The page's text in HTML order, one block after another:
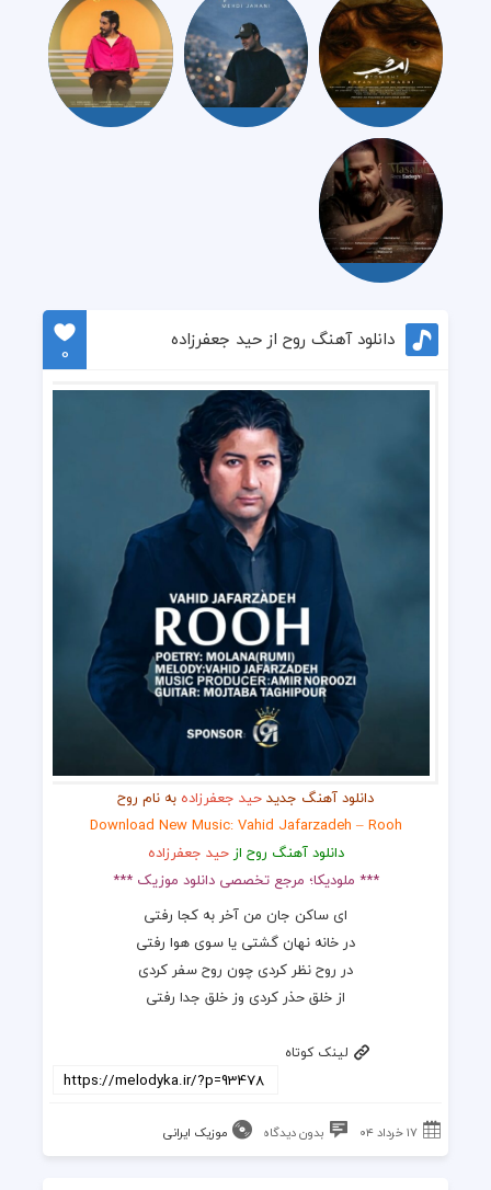
دانلود آهنگ روح از حید جعفرزاده
0
دانلود آهنگ جدیدحید جعفرزاده به نام روح
Download New Music: Vahid Jafarzadeh – Rooh
دانلود آهنگ روح ازحید جعفرزاده
*** ملودیکا؛ مرجع تخصصی دانلود موزیک ***
ای ساکن جان من آخر به کجا رفتی
در خانه نهان گشتی یا سوی هوا رفتی
در روح نظر کردی چون روح سفر کردی
از خلق حذر کردی وز خلق جدا رفتی
لینک کوتاه
۱۷ خرداد ۰۴ بدون دیدگاه موزیک ایرانی